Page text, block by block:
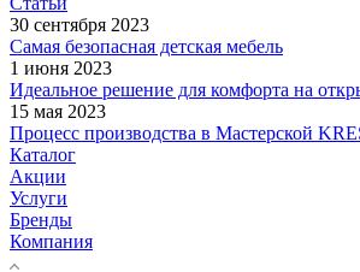
30 сентября 2023
Самая безопасная детская мебель
1 июня 2023
Идеальное решение для комфорта на
15 мая 2023
Процесс производства в Мастерской
Каталог
Акции
Услуги
Бренды
Компания